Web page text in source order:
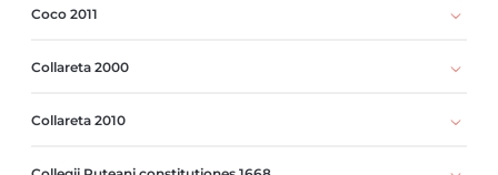
Coco 2011
Collareta 2000
Collareta 2010